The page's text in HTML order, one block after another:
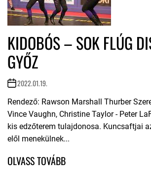
KIDOBÓS – SOK FLÚG
GYŐZ
2022.01.19.
Rendező: Rawson Marshall Thurber
Vince Vaughn, Christine Taylor - Peter
kis edzőterem tulajdonosa. Kuncsaftjai
elől menekülnek...